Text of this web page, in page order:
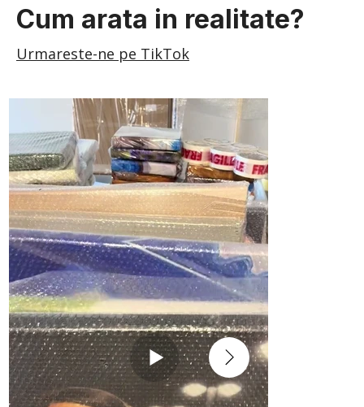
Cum arata in realitate?
Urmareste-ne pe TikTok